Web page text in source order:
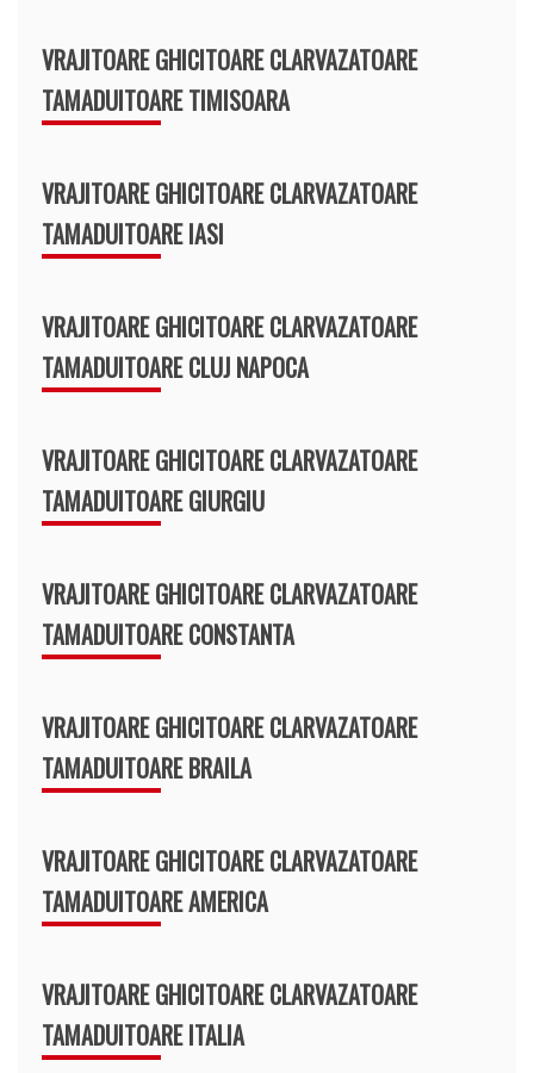
VRAJITOARE GHICITOARE CLARVAZATOARE
TAMADUITOARE TIMISOARA
VRAJITOARE GHICITOARE CLARVAZATOARE
TAMADUITOARE IASI
VRAJITOARE GHICITOARE CLARVAZATOARE
TAMADUITOARE CLUJ NAPOCA
VRAJITOARE GHICITOARE CLARVAZATOARE
TAMADUITOARE GIURGIU
VRAJITOARE GHICITOARE CLARVAZATOARE
TAMADUITOARE CONSTANTA
VRAJITOARE GHICITOARE CLARVAZATOARE
TAMADUITOARE BRAILA
VRAJITOARE GHICITOARE CLARVAZATOARE
TAMADUITOARE AMERICA
VRAJITOARE GHICITOARE CLARVAZATOARE
TAMADUITOARE ITALIA